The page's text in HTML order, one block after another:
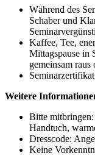
Während des
Schaber und
Kaffee, Tee,
Mittagspause in
gemeinsam
Weitere
Bitte
Handtuch,
Dresscode:
Keine